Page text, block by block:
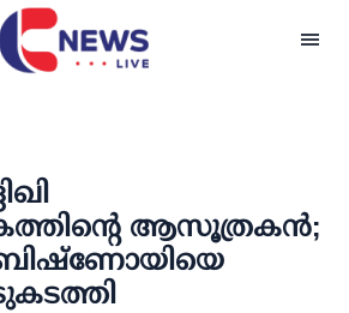
ആസൂത്രകന്‍;